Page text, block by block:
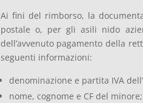
Ai fini del rimborso, la
postale o, per gli asili nido
dell’avvenuto pagamento della
seguenti informazioni:
denominazione e partita IVA
nome, cognome e CF del minore;